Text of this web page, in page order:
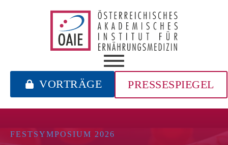
VORTRÄGE PRESSESPIEGEL
FESTSYMPOSIUM 2026